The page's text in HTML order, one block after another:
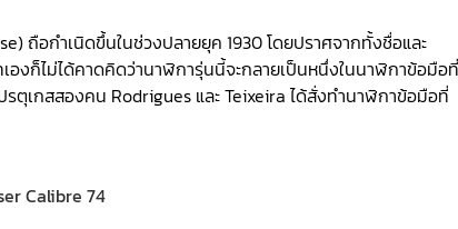
ถือกำเนิดขึ้นในช่วงปลายยุค 1930 โดยปราศจากทั้งชื่อและ
องก็ไม่ได้คาดคิดว่านาฬิการุ่นนี้จะกลายเป็นหนึ่งในนาฬิกาข้อมือที่
เกสสองคน Rodrigues และ Teixeira ได้สั่งทำนาฬิกาข้อมือที่